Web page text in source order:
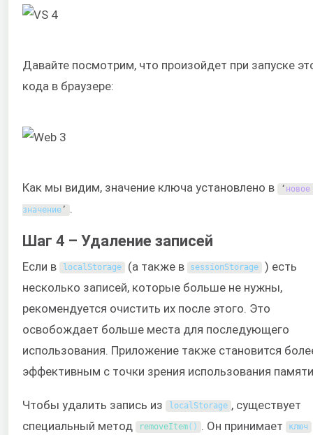
Давайте посмотрим, что произойдет при запуске
кода в браузере:
Как мы видим, значение ключа установлено в ‘ новое
значение ’ .
Шаг 4 – Удаление записей
Если в localStorage (а также в sessionStorage
) есть
несколько записей, которые больше не нужны,
рекомендуется очистить их после этого. Это
освобождает больше места для последующего
использования. Приложение также становится
эффективным с точки зрения использования
Чтобы удалить запись из localStorage , существует
специальный метод
removeItem( ) . Он принимает ключ